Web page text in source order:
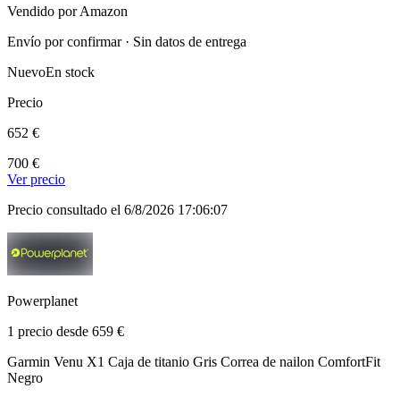
Vendido por Amazon
Envío por confirmar · Sin datos de entrega
NuevoEn stock
Precio
652 €
700 €
Ver precio
Precio consultado el 6/8/2026 17:06:07
Powerplanet
1 precio desde 659 €
Garmin Venu X1 Caja de titanio Gris Correa de nailon ComfortFit
Negro